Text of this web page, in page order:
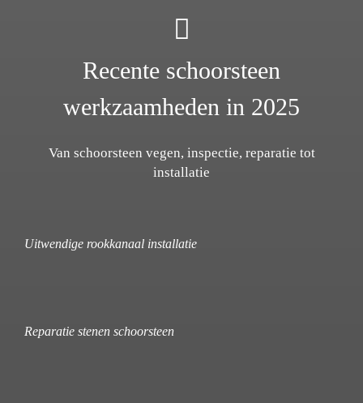
Recente schoorsteen
werkzaamheden in 2025
Van schoorsteen vegen, inspectie, reparatie tot
installatie
Uitwendige rookkanaal installatie
Reparatie stenen schoorsteen